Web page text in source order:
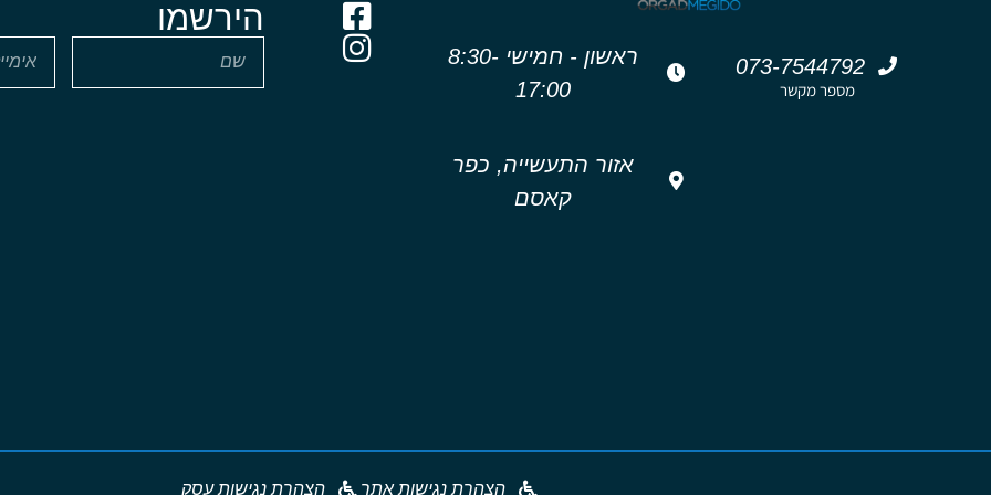
073-7544792
מספר מקשר
ראשון - חמישי 8:30-
17:00
אזור התעשייה, כפר
קאסם
הירשמו
הצהרת נגישות אתר הצהרת נגישות עסק